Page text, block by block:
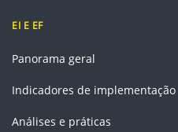
EI E EF
Panorama geral
Indicadores de implementação
Análises e práticas